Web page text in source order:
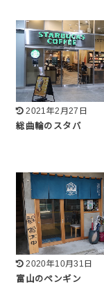
2021年2月27日
総曲輪のスタバ
2020年10月31日
富山のペンギン